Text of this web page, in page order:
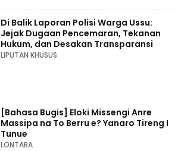
Di Balik Laporan Polisi Warga Ussu:
Jejak Dugaan Pencemaran, Tekanan
Hukum, dan Desakan Transparansi
LIPUTAN KHUSUS
[Bahasa Bugis] ‎Eloki Missengi Anre
Massipa na To Berru e? Yanaro Tireng I
Tunue
LONTARA